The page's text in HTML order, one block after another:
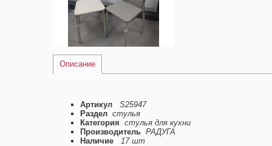
Описание
Артикул
S25947
Раздел стулья
Категория стулья для кухни
Производитель РАДУГА
Наличие
17 шт